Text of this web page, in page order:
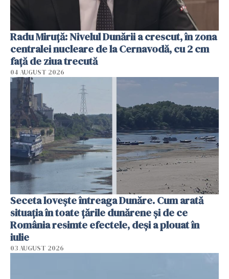
Radu Miruţă: Nivelul Dunării a crescut, în zona
centralei nucleare de la Cernavodă, cu 2 cm
faţă de ziua trecută
04 AUGUST 2026
Seceta lovește întreaga Dunăre. Cum arată
situația în toate țările dunărene și de ce
România resimte efectele, deși a plouat în
iulie
03 AUGUST 2026